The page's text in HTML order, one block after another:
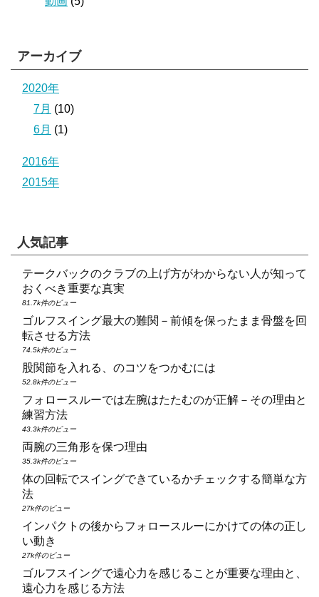
アーカイブ
2020年
7月 (10)
6月 (1)
2016年
2015年
人気記事
テークバックのクラブの上げ方がわからない人が知って
おくべき重要な真実
81.7k件のビュー
ゴルフスイング最大の難関－前傾を保ったまま骨盤を回
転させる方法
74.5k件のビュー
股関節を入れる、のコツをつかむには
52.8k件のビュー
フォロースルーでは左腕はたたむのが正解－その理由と
練習方法
43.3k件のビュー
両腕の三角形を保つ理由
35.3k件のビュー
体の回転でスイングできているかチェックする簡単な方
法
27k件のビュー
インパクトの後からフォロースルーにかけての体の正し
い動き
27k件のビュー
ゴルフスイングで遠心力を感じることが重要な理由と、
遠心力を感じる方法